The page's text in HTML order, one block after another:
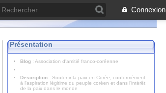
Connexion
Présentation
Blog : Association d'amitié franco-coréenne
Description : Soutenir la paix en Corée, conformément
à l'aspiration légitime du peuple coréen et dans l’intérêt
de la paix dans le monde